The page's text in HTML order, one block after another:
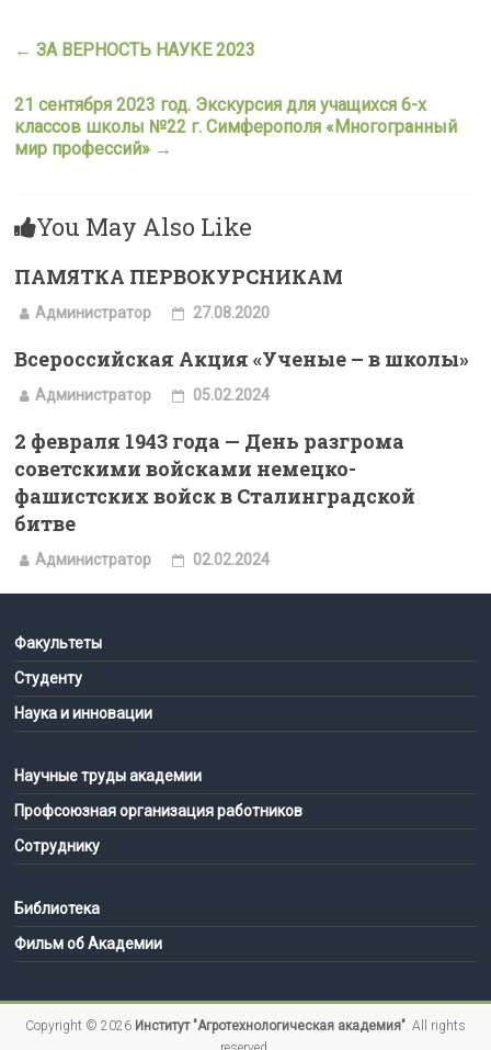
← ЗА ВЕРНОСТЬ НАУКЕ 2023
21 сентября 2023 год. Экскурсия для учащихся 6-х
классов школы №22 г. Симферополя «Многогранный
мир профессий» →
You May Also Like
ПАМЯТКА ПЕРВОКУРСНИКАМ
Администратор 27.08.2020
Всероссийская Акция «Ученые – в школы»
Администратор 05.02.2024
2 февраля 1943 года — День разгрома
советскими войсками немецко-
фашистских войск в Сталинградской
битве
Администратор 02.02.2024
Факультеты
Студенту
Наука и инновации
Научные труды академии
Профсоюзная организация работников
Сотруднику
Библиотека
Фильм об Академии
Copyright © 2026 Институт "Агротехнологическая академия". All rights